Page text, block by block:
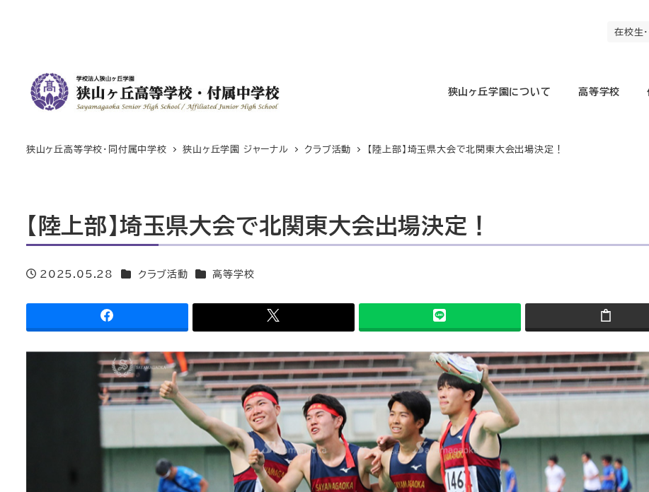
在校生
狭山ヶ丘学園について 高等学校
狭山ヶ丘高等学校・同付属中学校 狭山ヶ丘学園 ジャーナル クラブ活動 【陸上部】埼玉県大会で北関東大会出場決定！
【陸上部】埼玉県大会で北関東大会出場決定！
投稿日
2025.05.28 カテゴリー
クラブ活動 カテゴリー
高等学校